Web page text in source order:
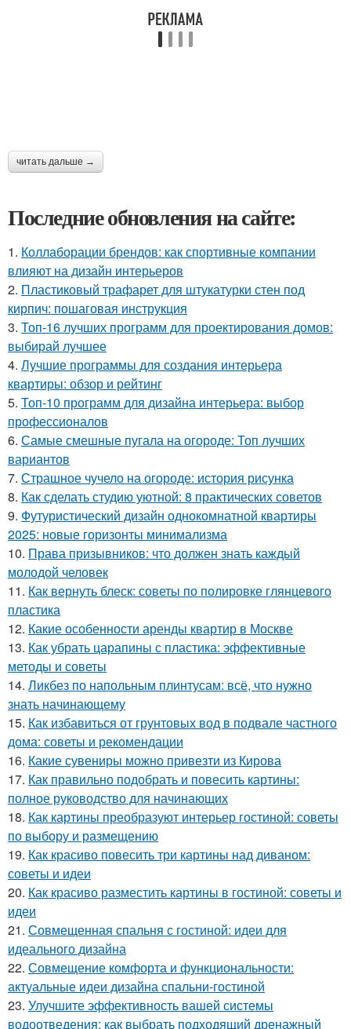
читать дальше →
Последние обновления на сайте:
1. Коллаборации брендов: как спортивные компании
влияют на дизайн интерьеров
2. Пластиковый трафарет для штукатурки стен под
кирпич: пошаговая инструкция
3. Топ-16 лучших программ для проектирования домов:
выбирай лучшее
4. Лучшие программы для создания интерьера
квартиры: обзор и рейтинг
5. Топ-10 программ для дизайна интерьера: выбор
профессионалов
6. Самые смешные пугала на огороде: Топ лучших
вариантов
7. Страшное чучело на огороде: история рисунка
8. Как сделать студию уютной: 8 практических советов
9. Футуристический дизайн однокомнатной квартиры
2025: новые горизонты минимализма
10. Права призывников: что должен знать каждый
молодой человек
11. Как вернуть блеск: советы по полировке глянцевого
пластика
12. Какие особенности аренды квартир в Москве
13. Как убрать царапины с пластика: эффективные
методы и советы
14. Ликбез по напольным плинтусам: всё, что нужно
знать начинающему
15. Как избавиться от грунтовых вод в подвале частного
дома: советы и рекомендации
16. Какие сувениры можно привезти из Кирова
17. Как правильно подобрать и повесить картины:
полное руководство для начинающих
18. Как картины преобразуют интерьер гостиной: советы
по выбору и размещению
19. Как красиво повесить три картины над диваном:
советы и идеи
20. Как красиво разместить картины в гостиной: советы и
идеи
21. Совмещенная спальня с гостиной: идеи для
идеального дизайна
22. Совмещение комфорта и функциональности:
актуальные идеи дизайна спальни-гостиной
23. Улучшите эффективность вашей системы
водоотведения: как выбрать подходящий дренажный